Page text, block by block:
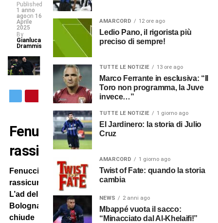
Published
1 anno
agoon 16
Aprile
2025
By
Gianluca
Drammis
Fenucci
rassicura
Fenucci
rassicura.
L’ad del
Bologna
chiude
AMARCORD 12 ore ago
Ledio Pano, il rigorista più
preciso di sempre!
TUTTE LE NOTIZIE 13 ore ago
Marco Ferrante in esclusiva: “Il
Toro non programma, la Juve
invece…”
TUTTE LE NOTIZIE 1 giorno ago
El Jardinero: la storia di Julio
Cruz
AMARCORD 1 giorno ago
Twist of Fate: quando la storia
cambia
NEWS 2 anni ago
Mbappé vuota il sacco:
“Minacciato dal Al-Khelaifi!”